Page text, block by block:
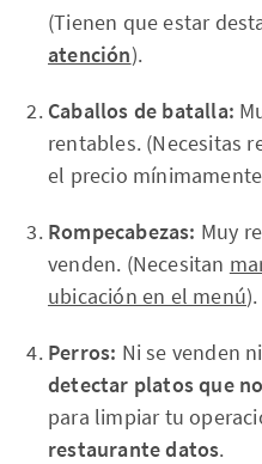
(Tienen que estar
atención).
Caballos de batalla:
rentables. (Necesitas
el precio
Rompecabezas: Muy
venden. (Necesitan
ubicación en el menú).
Perros: Ni se venden
detectar platos que
para limpiar tu
restaurante datos.